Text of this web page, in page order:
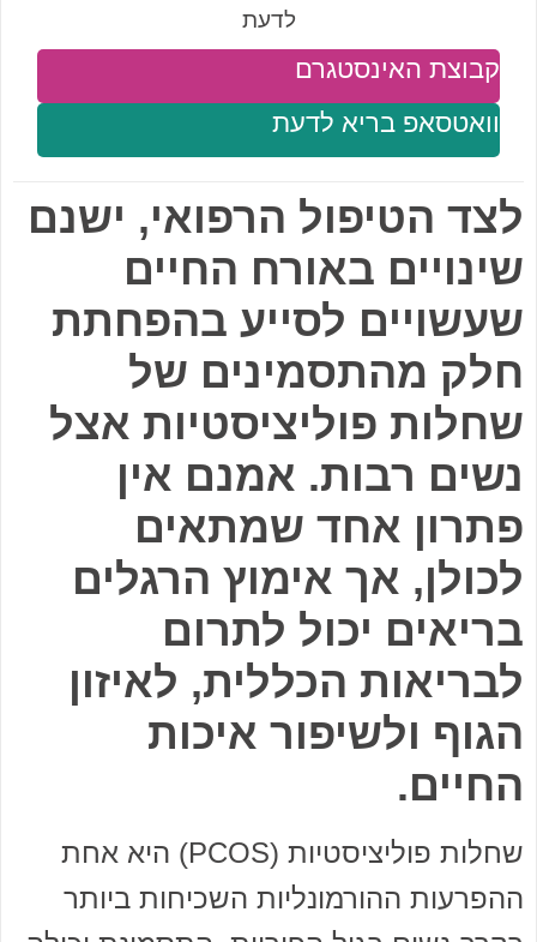
לדעת
וואטסאפ בריא לדעת
קבוצת האינסטגרם
לצד הטיפול הרפואי, ישנם
שינויים באורח החיים
שעשויים לסייע בהפחתת
חלק מהתסמינים של
שחלות פוליציסטיות אצל
נשים רבות. אמנם אין
פתרון אחד שמתאים
לכולן, אך אימוץ הרגלים
בריאים יכול לתרום
לבריאות הכללית, לאיזון
הגוף ולשיפור איכות
החיים.
שחלות פוליציסטיות (PCOS) היא אחת
ההפרעות ההורמונליות השכיחות ביותר